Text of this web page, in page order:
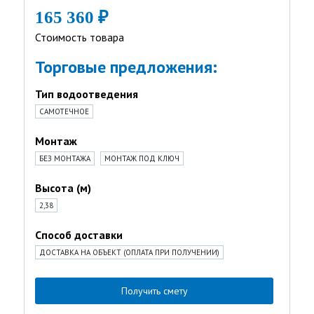
165 360 ₽
Стоимость товара
Торговые предложения:
Тип водоотведения
САМОТЕЧНОЕ
Монтаж
БЕЗ МОНТАЖА МОНТАЖ ПОД КЛЮЧ
Высота (м)
2,38
Способ доставки
ДОСТАВКА НА ОБЪЕКТ (ОПЛАТА ПРИ ПОЛУЧЕНИИ)
Получить смету